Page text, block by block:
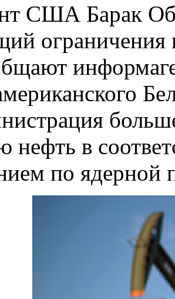
США Барак
ограничения
нефть в
по ядерной